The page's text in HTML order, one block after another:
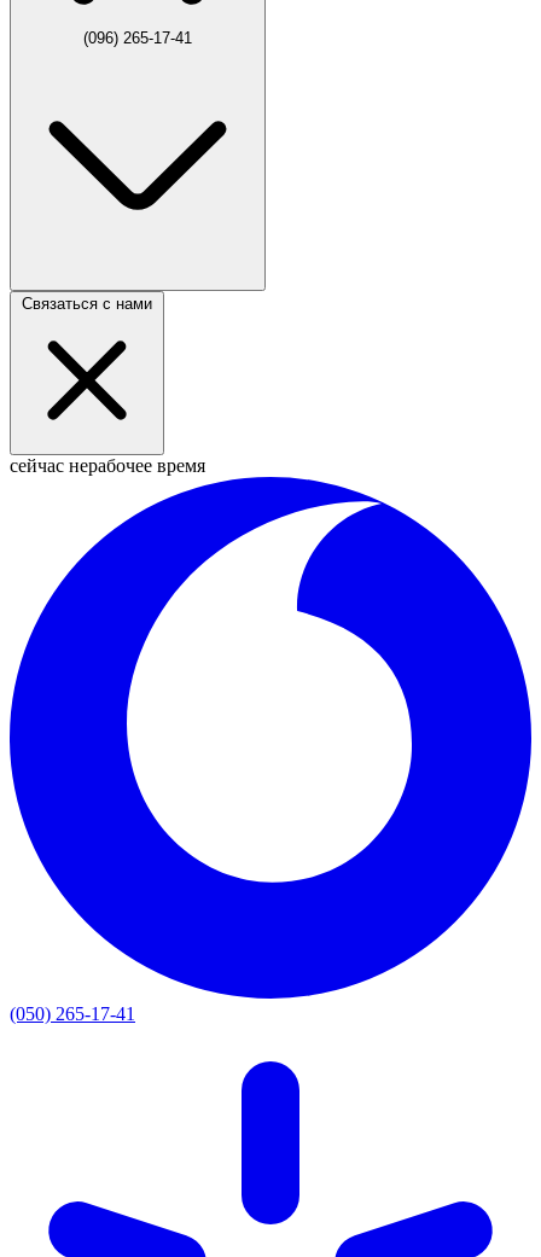
(096) 265-17-41
Связаться с нами
сейчас нерабочее время
(050) 265-17-41